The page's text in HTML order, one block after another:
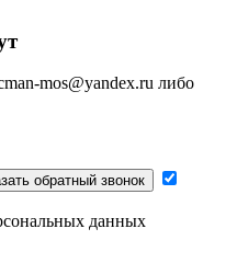
mos@yandex.ru либо
обратный звонок
данных